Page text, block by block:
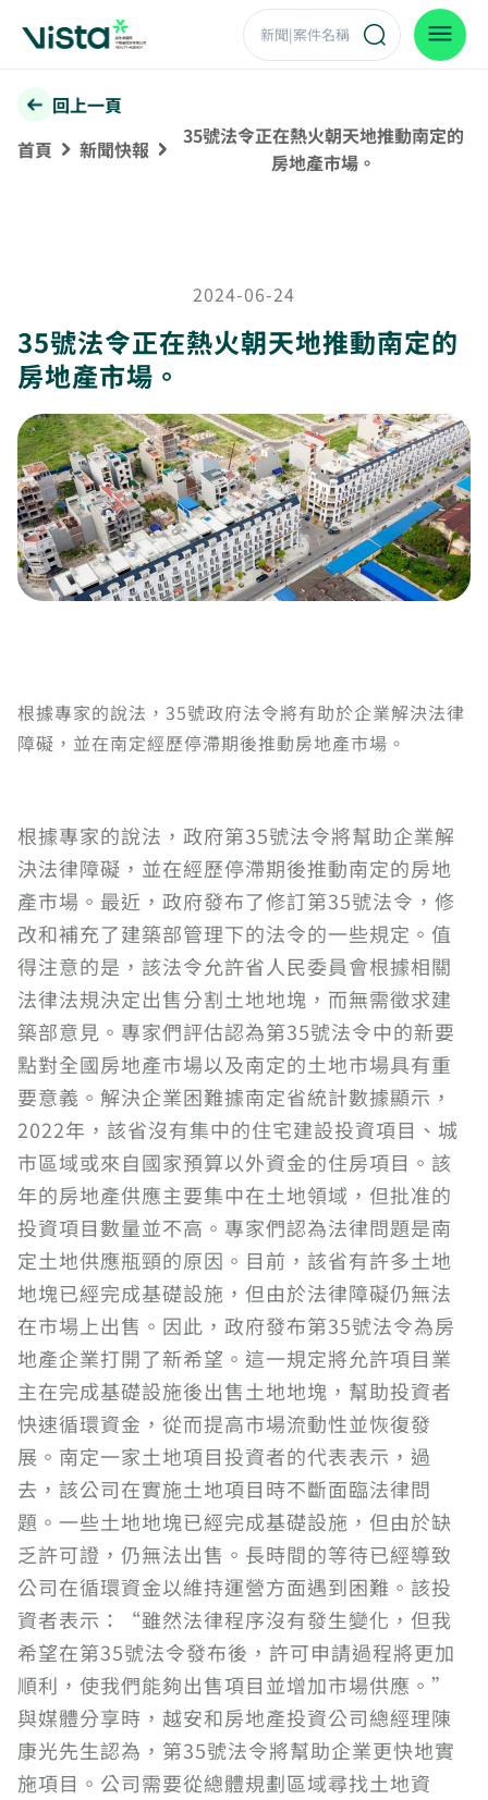
回上一頁
首頁
新聞快報
35號法令正在熱火朝天地推動南定的
房地產市場。
2024-06-24
35號法令正在熱火朝天地推動南定的
房地產市場。
根據專家的說法，35號政府法令將有助於企業解決法律
障礙，並在南定經歷停滯期後推動房地產市場。
根據專家的說法，政府第35號法令將幫助企業解
決法律障礙，並在經歷停滯期後推動南定的房地
產市場。最近，政府發布了修訂第35號法令，修
改和補充了建築部管理下的法令的一些規定。值
得注意的是，該法令允許省人民委員會根據相關
法律法規決定出售分割土地地塊，而無需徵求建
築部意見。專家們評估認為第35號法令中的新要
點對全國房地產市場以及南定的土地市場具有重
要意義。解決企業困難據南定省統計數據顯示，
2022年，該省沒有集中的住宅建設投資項目、城
市區域或來自國家預算以外資金的住房項目。該
年的房地產供應主要集中在土地領域，但批准的
投資項目數量並不高。專家們認為法律問題是南
定土地供應瓶頸的原因。目前，該省有許多土地
地塊已經完成基礎設施，但由於法律障礙仍無法
在市場上出售。因此，政府發布第35號法令為房
地產企業打開了新希望。這一規定將允許項目業
主在完成基礎設施後出售土地地塊，幫助投資者
快速循環資金，從而提高市場流動性並恢復發
展。南定一家土地項目投資者的代表表示，過
去，該公司在實施土地項目時不斷面臨法律問
題。一些土地地塊已經完成基礎設施，但由於缺
乏許可證，仍無法出售。長時間的等待已經導致
公司在循環資金以維持運營方面遇到困難。該投
資者表示：“雖然法律程序沒有發生變化，但我
希望在第35號法令發布後，許可申請過程將更加
順利，使我們能夠出售項目並增加市場供應。”
與媒體分享時，越安和房地產投資公司總經理陳
康光先生認為，第35號法令將幫助企業更快地實
施項目。公司需要從總體規劃區域尋找土地資